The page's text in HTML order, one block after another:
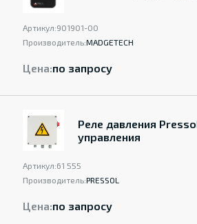
Артикул:901901-00
Производитель:MADGETECH
Цена:по запросу
Реле давления
управления
Артикул:61 555
Производитель:PRESSOL
Цена:по запросу